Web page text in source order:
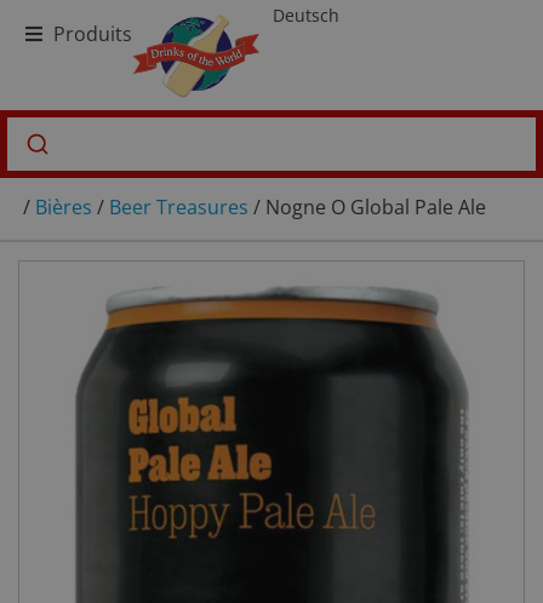
Produits
Deutsch
/ Bières / Beer Treasures / Nogne O Global Pale Ale